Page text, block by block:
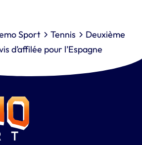
Sport Tennis
Deuxième
d’affilée pour l’Espagne